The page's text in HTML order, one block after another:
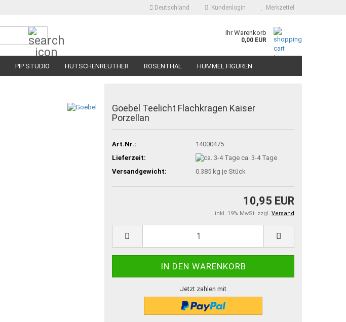
Deutschland Kundenlogin Merkzettel
Ihr Warenkorb
0,00 EUR
PIP STUDIO HUTSCHENREUTHER ROSENTHAL HUMMEL FIGUREN
Goebel Teelicht Flachkragen Kaiser
Porzellan
Art.Nr.:
14000475
Lieferzeit:
ca. 3-4 Tage
Versandgewicht:
0.385 kg je Stück
10,95 EUR
inkl. 19% MwSt. zzgl. Versand
Jetzt zahlen mit